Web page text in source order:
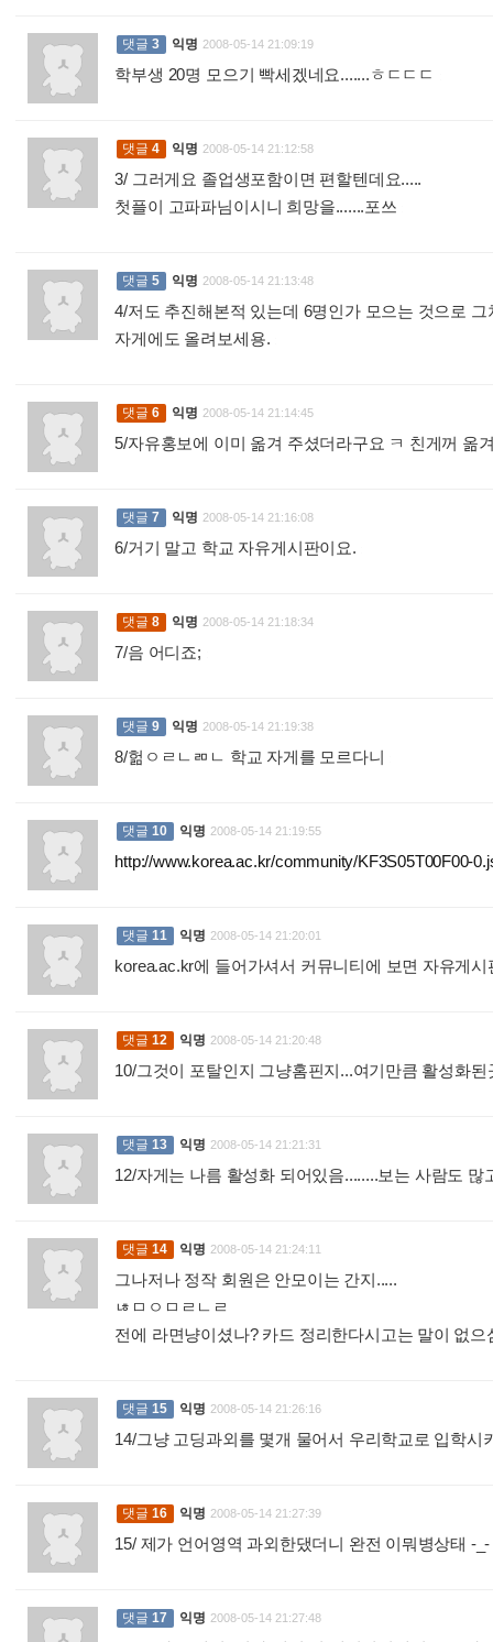
댓글 3 익명 2008-05-14 21:09:19
학부생 20명 모으기 빡세겠네요.......ㅎㄷㄷㄷ
댓글 4 익명 2008-05-14 21:12:58
3/ 그러게요 졸업생포함이면 편할텐데요.....
첫플이 고파파님이시니 희망을.......포쓰
댓글 5 익명 2008-05-14 21:13:48
4/저도 추진해본적 있는데 6명인가 모으는 것으로 그
자게에도 올려보세용.
댓글 6 익명 2008-05-14 21:14:45
5/자유홍보에 이미 옮겨 주셨더라구요 ㅋ 친게꺼 옮
댓글 7 익명 2008-05-14 21:16:08
6/거기 말고 학교 자유게시판이요.
댓글 8 익명 2008-05-14 21:18:34
7/음 어디죠;
댓글 9 익명 2008-05-14 21:19:38
8/헒ㅇㄹㄴㄻㄴ 학교 자게를 모르다니
댓글 10 익명 2008-05-14 21:19:55
http://www.korea.ac.kr/community/KF3S05T00F00-
댓글 11 익명 2008-05-14 21:20:01
korea.ac.kr에 들어가셔서 커뮤니티에 보면 자유게
댓글 12 익명 2008-05-14 21:20:48
10/그것이 포탈인지 그냥홈핀지...여기만큼 활성화
댓글 13 익명 2008-05-14 21:21:31
12/자게는 나름 활성화 되어있음........보는 사람도 많
댓글 14 익명 2008-05-14 21:24:11
그나저나 정작 회원은 안모이는 간지.....
ㄶㅁㅇㅁㄹㄴㄹ
전에 라면냥이셨나? 카드 정리한다시고는 말이 없으
댓글 15 익명 2008-05-14 21:26:16
14/그냥 고딩과외를 몇개 물어서 우리학교로 입학
댓글 16 익명 2008-05-14 21:27:39
15/ 제가 언어영역 과외한댔더니 완전 이뭐병상태 -
댓글 17 익명 2008-05-14 21:27:48